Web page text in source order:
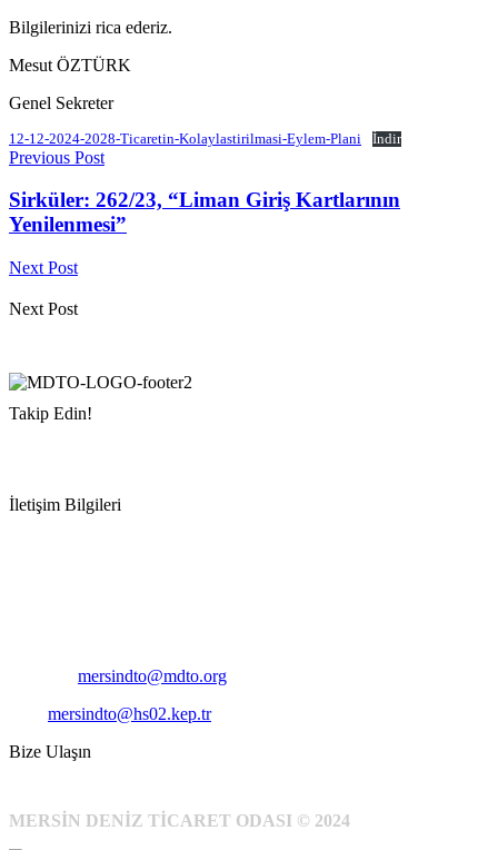
Bilgilerinizi rica ederiz.
Mesut ÖZTÜRK
Genel Sekreter
12-12-2024-2028-Ticaretin-Kolaylastirilmasi-Eylem-Plani İndir
Previous Post
Sirküler: 262/23, “Liman Giriş Kartlarının
Yenilenmesi”
Next Post
Next Post
Takip Edin!
İletişim Bilgileri
mersindto@mdto.org
mersindto@hs02.kep.tr
Bize Ulaşın
MERSİN DENİZ TİCARET ODASI © 2024